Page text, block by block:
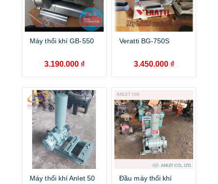
Máy thổi khí GB-550
3.190.000 ₫
Veratti BG-750S
3.450.000 ₫
Máy thổi khí Anlet 50
Đầu máy thổi khí